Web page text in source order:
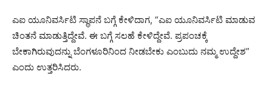
ಎಐ ಯೂನಿವರ್ಸಿಟಿ ಸ್ಥಾಪನೆ ಬಗ್ಗೆ ಕೇಳಿದಾಗ, “ಎಐ ಯೂನಿವರ್ಸಿಟಿ ಮಾಡುವ
ಚಿಂತನೆ ಮಾಡುತ್ತಿದ್ದೇವೆ. ಈ ಬಗ್ಗೆ ಸಲಹೆ ಕೇಳಿದ್ದೇವೆ. ಪ್ರಪಂಚಕ್ಕೆ
ಬೇಕಾಗಿರುವುದನ್ನು ಬೆಂಗಳೂರಿನಿಂದ ನೀಡಬೇಕು ಎಂಬುದು ನಮ್ಮ ಉದ್ದೇಶ”
ಎಂದು ಉತ್ತರಿಸಿದರು.